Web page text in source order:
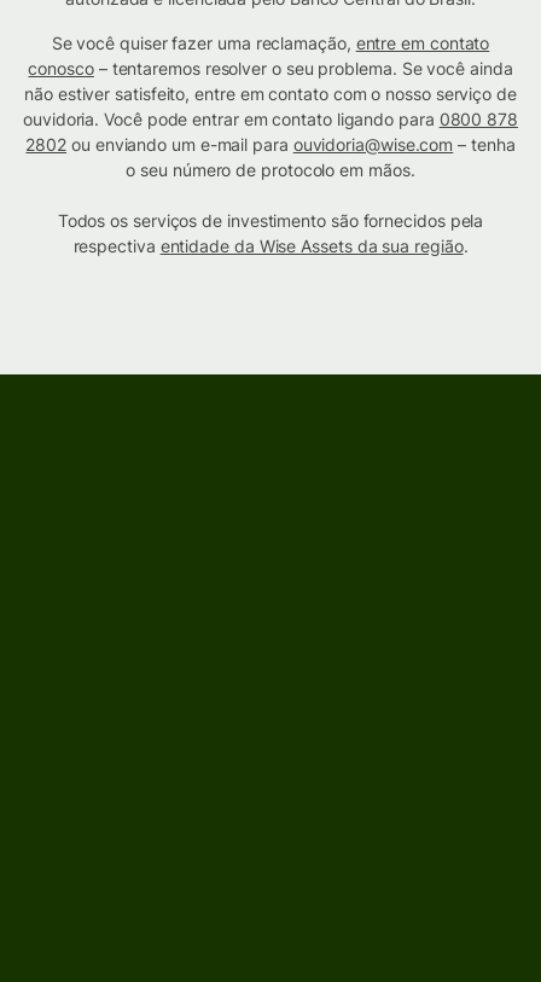
Se você quiser fazer uma reclamação, entre em contato
conosco– tentaremos resolver o seu problema. Se você ainda
não estiver satisfeito, entre em contato com o nosso serviço de
ouvidoria. Você pode entrar em contato ligando para 0800 878
2802 ou enviando um e-mail para ouvidoria@wise.com – tenha
o seu número de protocolo em mãos.
Todos os serviços de investimento são fornecidos pela
respectiva entidade da Wise Assets da sua região.